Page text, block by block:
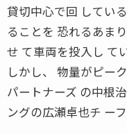
貸切中心で回 してい
ることを 恐れるあま
せ て車両を投入し て
しかし、 物量がピー
パートナーズ の中根
ングの広瀬卓也チ ー